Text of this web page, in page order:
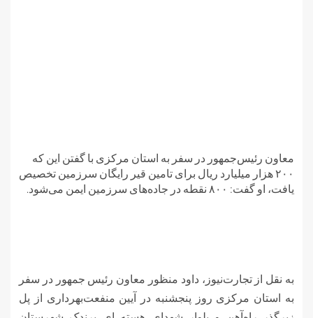
معاون رئیس‌جمهور در سفر به استان مرکزی با گفتن این که
۲۰۰ هزار میلیارد ریال برای تامین قیر رایگان سرزمین تخصیص
یافت، او گفت: ۸۰۰ نقطه در جاده‌های سرزمین ایمن می‌شود.
به نقل از تجارت‌نیوز، داود منظور معاون رئیس جمهور در سفر
به استان مرکزی روز پنجشنبه در آیین منفعت‌بهرداری از پل